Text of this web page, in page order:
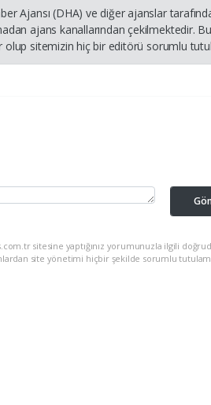
Ajansı (DHA) ve diğer ajanslar
ajans kanallarından çekilmektedir. Bu
sitemizin hiç bir editörü sorumlu
sitesine yaptığınız yorumunuzla ilgili
site yönetimi hiçbir şekilde sorumlu